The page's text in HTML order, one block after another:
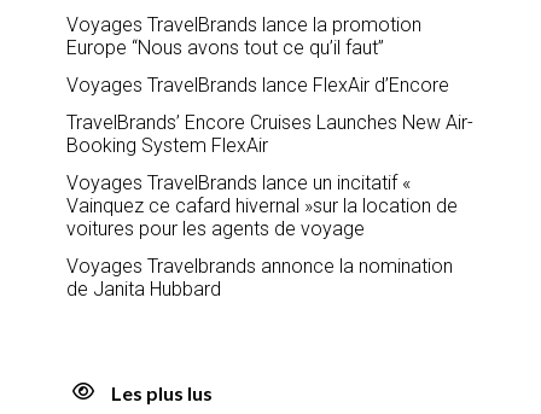
Voyages TravelBrands lance la promotion
Europe “Nous avons tout ce qu’il faut”
Voyages TravelBrands lance FlexAir d’Encore
TravelBrands’ Encore Cruises Launches New Air-
Booking System FlexAir
Voyages TravelBrands lance un incitatif «
Vainquez ce cafard hivernal »sur la location de
voitures pour les agents de voyage
Voyages Travelbrands annonce la nomination
de Janita Hubbard
Les plus lus